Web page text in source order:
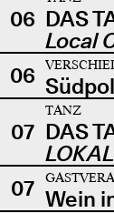
06 DAS
Local
06
07
TANZ
DAS
07 Wein